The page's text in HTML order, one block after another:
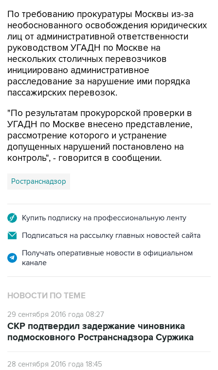
По требованию прокуратуры Москвы из-за
необоснованного освобождения юридических
лиц от административной ответственности
руководством УГАДН по Москве на
нескольких столичных перевозчиков
инициировано административное
расследование за нарушение ими порядка
пассажирских перевозок.
"По результатам прокурорской проверки в
УГАДН по Москве внесено представление,
рассмотрение которого и устранение
допущенных нарушений постановлено на
контроль", - говорится в сообщении.
Ространснадзор
Купить подписку на профессиональную ленту
Подписаться на рассылку главных новостей сайта
Получать оперативные новости в официальном
канале
НОВОСТИ ПО ТЕМЕ
29 сентября 2016 года 08:27
СКР подтвердил задержание чиновника
подмосковного Ространснадзора Суржика
28 сентября 2016 года 18:45